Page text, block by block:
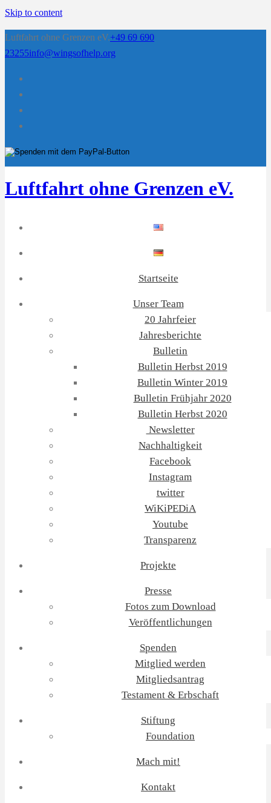
Skip to content
Luftfahrt ohne Grenzen eV.+49 69 690
23255info@wingsofhelp.org
Luftfahrt ohne Grenzen eV.
Startseite
Unser Team
20 Jahrfeier
Jahresberichte
Bulletin
Bulletin Herbst 2019
Bulletin Winter 2019
Bulletin Frühjahr 2020
Bulletin Herbst 2020
Newsletter
Nachhaltigkeit
Facebook
Instagram
twitter
WiKiPEDiA
Youtube
Transparenz
Projekte
Presse
Fotos zum Download
Veröffentlichungen
Spenden
Mitglied werden
Mitgliedsantrag
Testament & Erbschaft
Stiftung
Foundation
Mach mit!
Kontakt